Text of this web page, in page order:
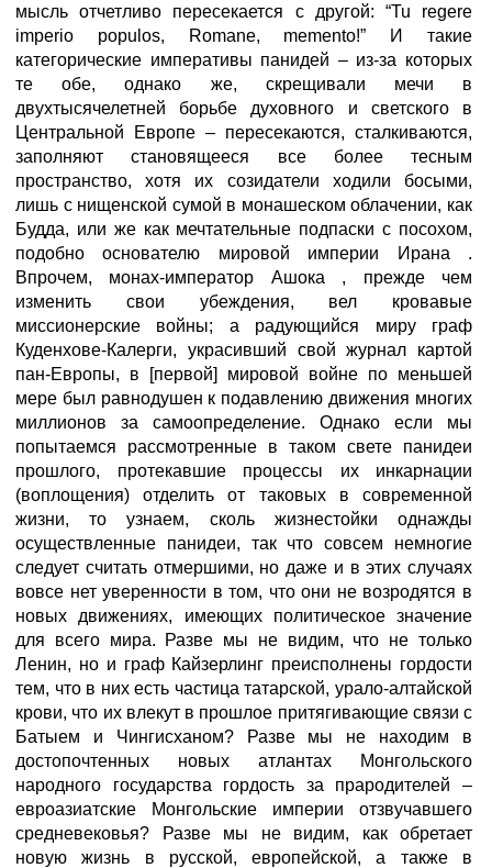
мысль отчетливо пересекается с другой: “Tu regere
imperio populos, Romane, memento!” И такие
категорические императивы панидей – из-за которых
те обе, однако же, скрещивали мечи в
двухтысячелетней борьбе духовного и светского в
Центральной Европе – пересекаются, сталкиваются,
заполняют становящееся все более тесным
пространство, хотя их созидатели ходили босыми,
лишь с нищенской сумой в монашеском облачении, как
Будда, или же как мечтательные подпаски с посохом,
подобно основателю мировой империи Ирана .
Впрочем, монах-император Ашока , прежде чем
изменить свои убеждения, вел кровавые
миссионерские войны; а радующийся миру граф
Куденхове-Калерги, украсивший свой журнал картой
пан-Европы, в [первой] мировой войне по меньшей
мере был равнодушен к подавлению движения многих
миллионов за самоопределение. Однако если мы
попытаемся рассмотренные в таком свете панидеи
прошлого, протекавшие процессы их инкарнации
(воплощения) отделить от таковых в современной
жизни, то узнаем, сколь жизнестойки однажды
осуществленные панидеи, так что совсем немногие
следует считать отмершими, но даже и в этих случаях
вовсе нет уверенности в том, что они не возродятся в
новых движениях, имеющих политическое значение
для всего мира. Разве мы не видим, что не только
Ленин, но и граф Кайзерлинг преисполнены гордости
тем, что в них есть частица татарской, урало-алтайской
крови, что их влекут в прошлое притягивающие связи с
Батыем и Чингисханом? Разве мы не находим в
достопочтенных новых атлантах Монгольского
народного государства гордость за прародителей –
евроазиатские Монгольские империи отзвучавшего
средневековья? Разве мы не видим, как обретает
новую жизнь в русской, европейской, а также в